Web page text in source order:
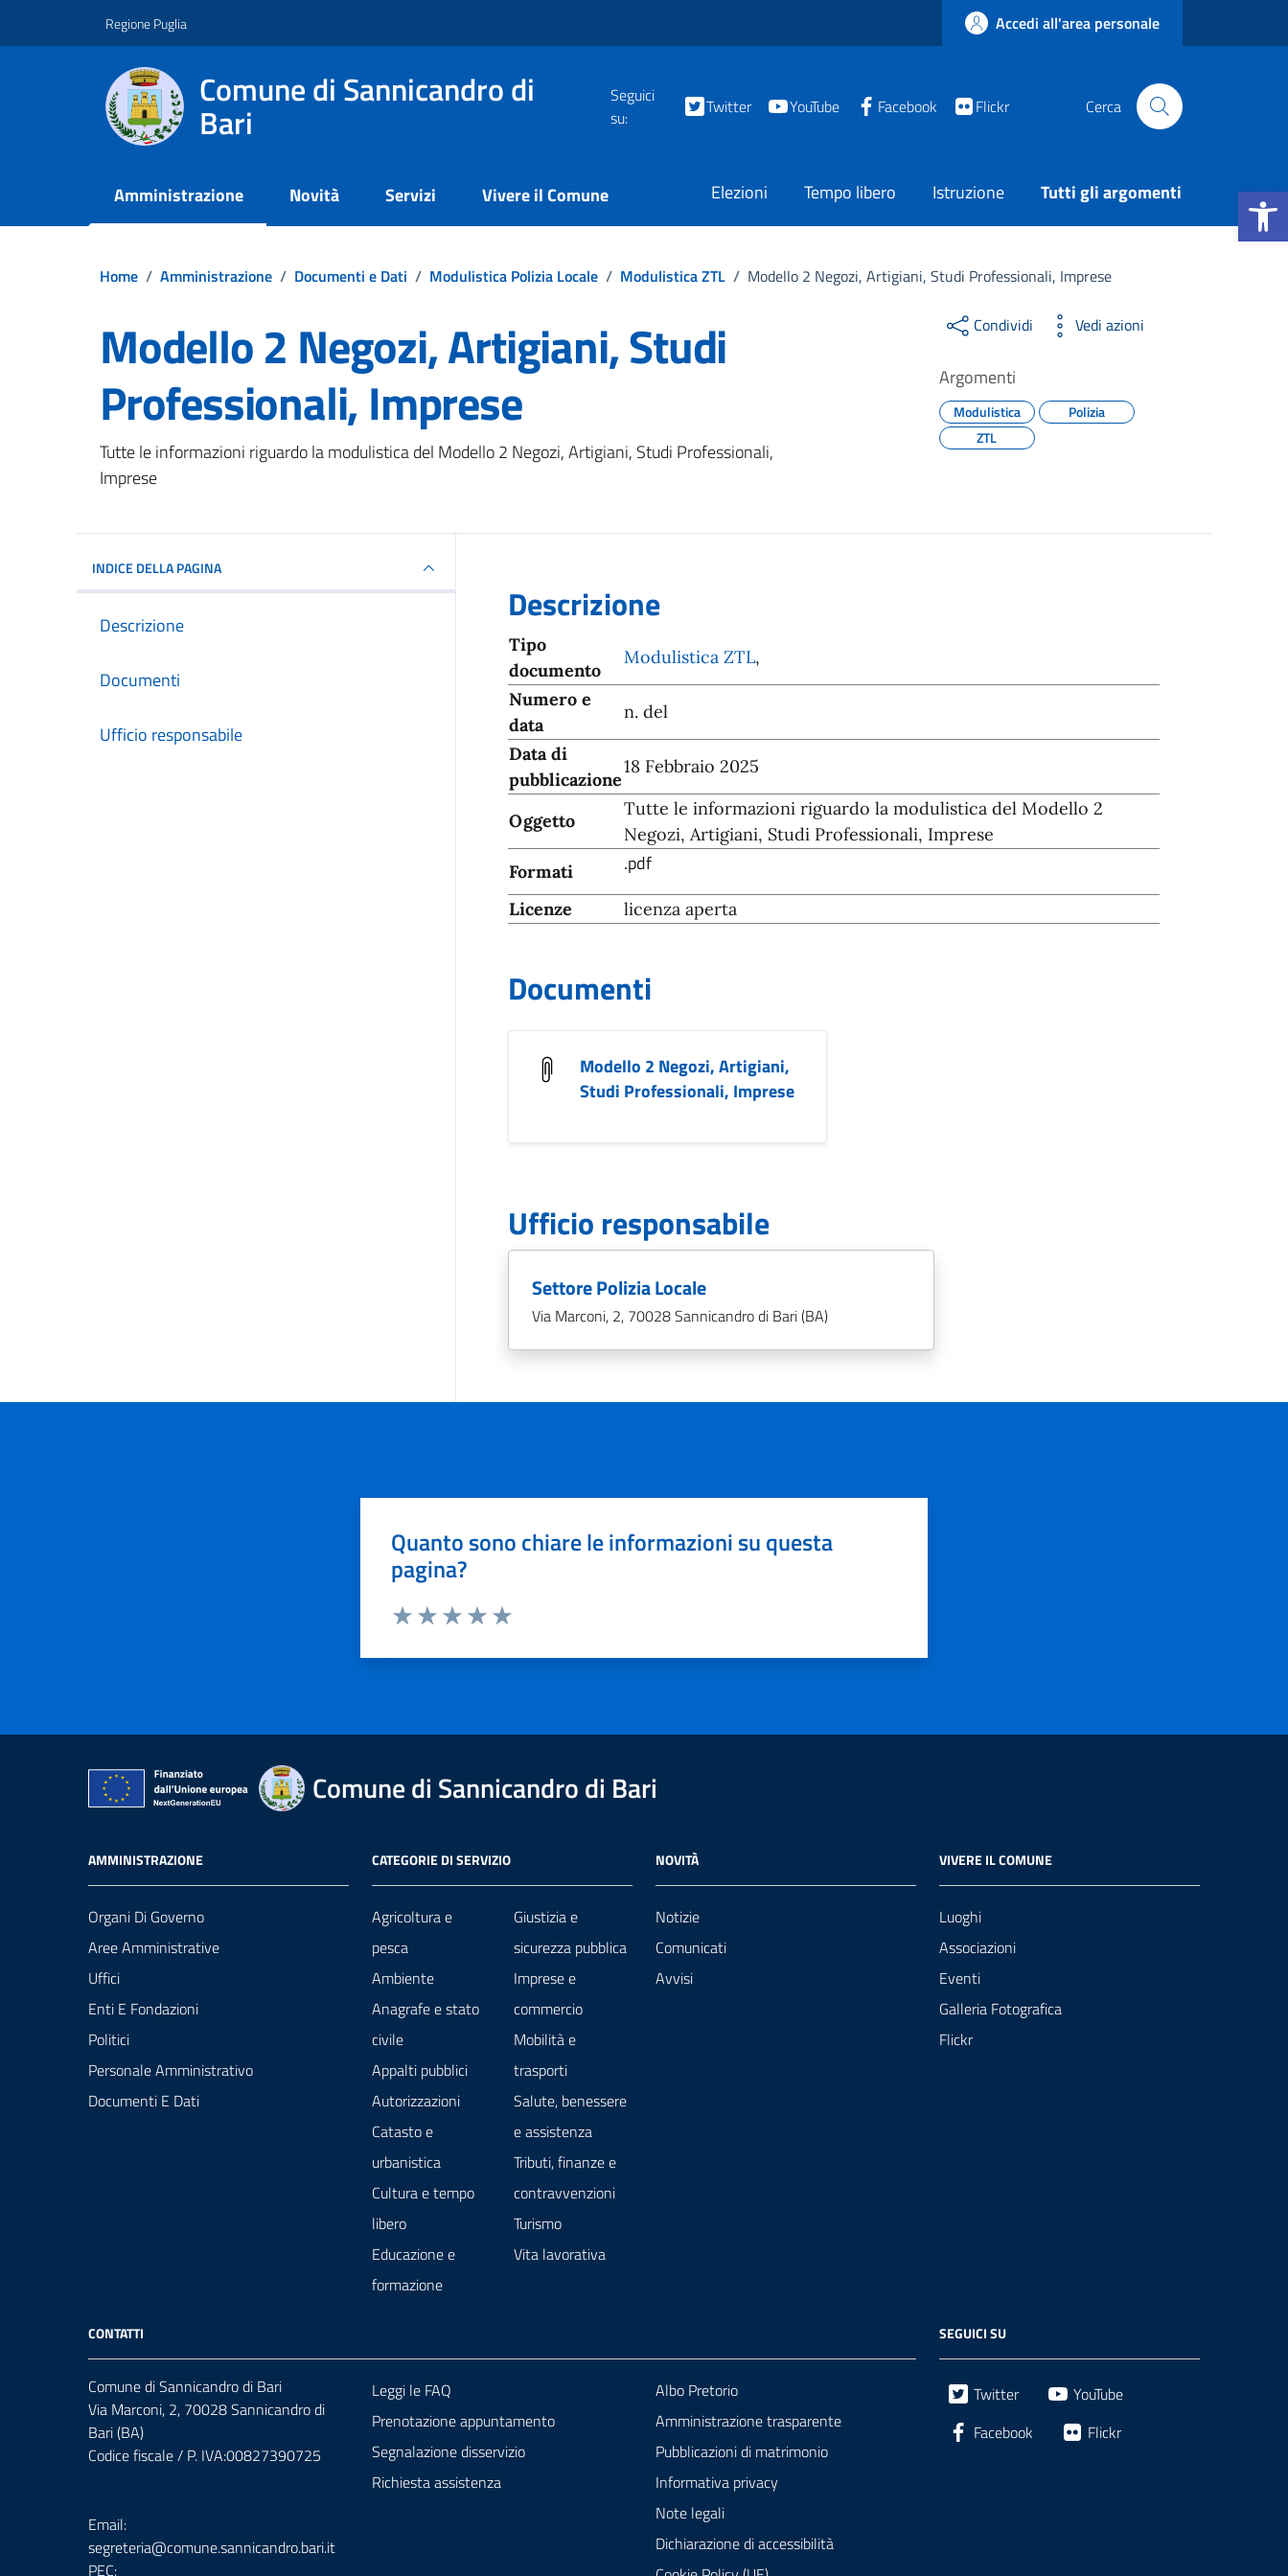
Regione Puglia Accedi all'area personale
Comune di Sannicandro di
Bari
Seguici
su:
Twitter YouTube Facebook Flickr Cerca
Amministrazione Novità Servizi Vivere il Comune Elezioni Tempo libero Istruzione Tutti gli argomenti
Home / Amministrazione / Documenti e Dati / Modulistica Polizia Locale / Modulistica ZTL / Modello 2 Negozi, Artigiani, Studi Professionali, Imprese
Modello 2 Negozi, Artigiani, Studi
Professionali, Imprese
Dettagli del documento
Tutte le informazioni riguardo la modulistica del Modello 2 Negozi, Artigiani, Studi Professionali,
Imprese
Condividi Vedi azioni
Argomenti
Modulistica
Polizia
ZTL
INDICE DELLA PAGINA
Descrizione
Documenti
Ufficio responsabile
Descrizione
Tipo
documento
Modulistica ZTL,
Numero e
data
n. del
Data di
pubblicazione
18 Febbraio 2025
Oggetto
Tutte le informazioni riguardo la modulistica del Modello 2
Negozi, Artigiani, Studi Professionali, Imprese
Formati
.pdf
Licenze licenza aperta
Documenti
Modello 2 Negozi, Artigiani,
Studi Professionali, Imprese
Ufficio responsabile
Settore Polizia Locale
Via Marconi, 2, 70028 Sannicandro di Bari (BA)
Quanto sono chiare le informazioni su questa
pagina?
Comune di Sannicandro di Bari
AMMINISTRAZIONE
Organi Di Governo
Aree Amministrative
Uffici
Enti E Fondazioni
Politici
Personale Amministrativo
Documenti E Dati
CATEGORIE DI SERVIZIO
Agricoltura e
pesca
Ambiente
Anagrafe e stato
civile
Appalti pubblici
Autorizzazioni
Catasto e
urbanistica
Cultura e tempo
libero
Educazione e
formazione
Giustizia e
sicurezza pubblica
Imprese e
commercio
Mobilità e
trasporti
Salute, benessere
e assistenza
Tributi, finanze e
contravvenzioni
Turismo
Vita lavorativa
NOVITÀ
Notizie
Comunicati
Avvisi
VIVERE IL COMUNE
Luoghi
Associazioni
Eventi
Galleria Fotografica
Flickr
CONTATTI
Comune di Sannicandro di Bari
Via Marconi, 2, 70028 Sannicandro di
Bari (BA)
Codice fiscale / P. IVA:00827390725
Email:
segreteria@comune.sannicandro.bari.it
PEC:
Leggi le FAQ
Prenotazione appuntamento
Segnalazione disservizio
Richiesta assistenza
Albo Pretorio
Amministrazione trasparente
Pubblicazioni di matrimonio
Informativa privacy
Note legali
Dichiarazione di accessibilità
SEGUICI SU
Twitter
YouTube
Facebook
Flickr
Apri la